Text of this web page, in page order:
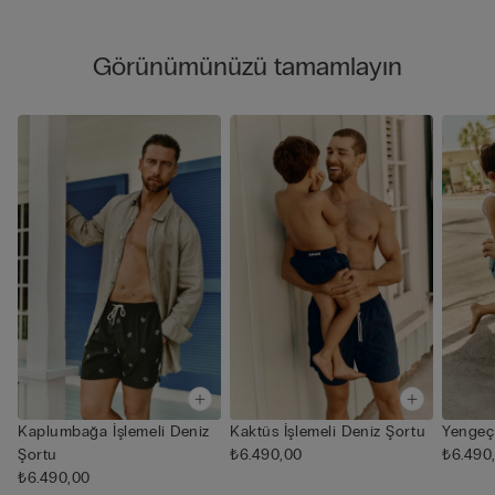
Görünümünüzü tamamlayın
Kaplumbağa İşlemeli Deniz
Şortu
₺6.490,00
Kaktüs İşlemeli Deniz Şortu
₺6.490,00